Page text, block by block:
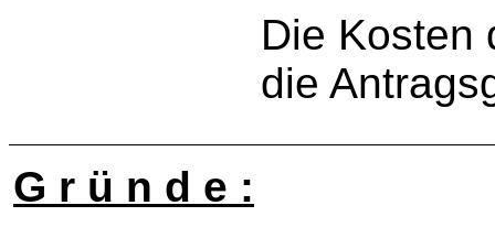
Die Kosten
die
G r ü n d e :